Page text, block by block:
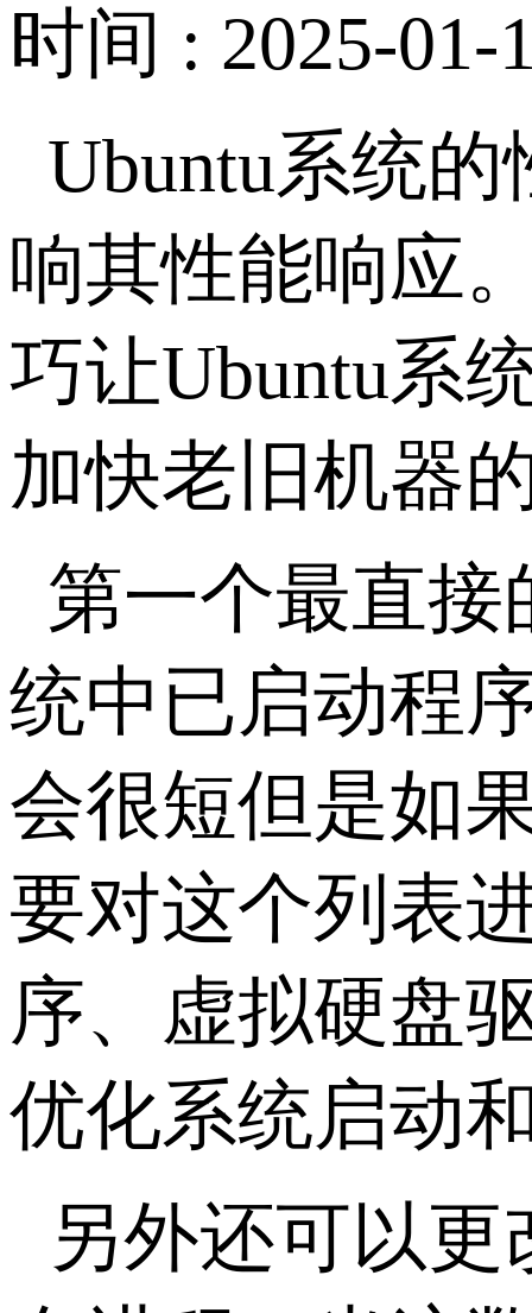
时间 : 2025-01-
Ubuntu系统
响其性能响应
巧让Ubuntu系
加快老旧机器
第一个最直接
统中已启动程
会很短但是如
要对这个列表
序、虚拟硬盘
优化系统启动
另外还可以更